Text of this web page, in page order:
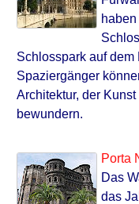
Schlosspark auf dem
Spaziergänger
Architektur, der
bewundern.
Porta
Das
das